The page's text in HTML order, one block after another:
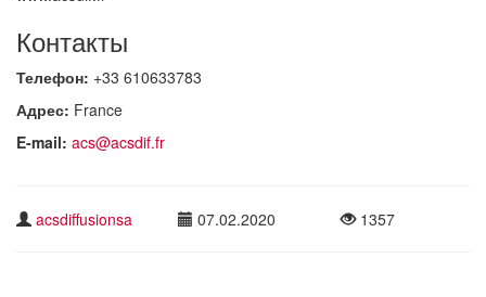
Контакты
Телефон: +33 610633783
Адрес: France
E-mail: acs@acsdif.fr
acsdiffusionsa 07.02.2020 1357